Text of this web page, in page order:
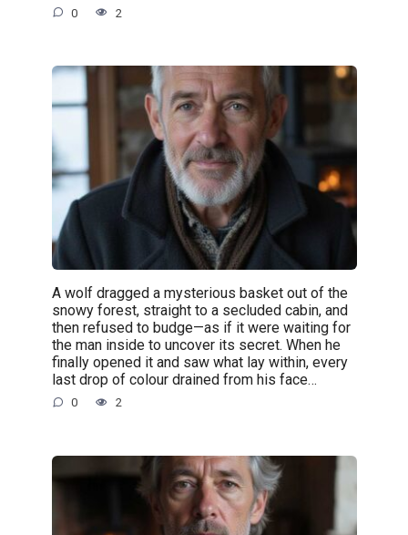
0 2
A wolf dragged a mysterious basket out of the
snowy forest, straight to a secluded cabin, and
then refused to budge—as if it were waiting for
the man inside to uncover its secret. When he
finally opened it and saw what lay within, every
last drop of colour drained from his face…
0 2